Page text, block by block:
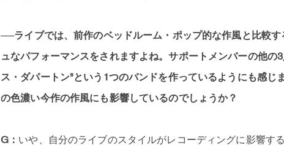
──ライブでは、前作のベッドルーム・ポップ的な作風と比較
ュなパフォーマンスをされますよね。サポートメンバーの他の
ス・ダパートン”という1つのバンドを作っているようにも感
の色濃い今作の作風にも影響しているのでしょうか？
G： いや、自分のライブのスタイルがレコーディングに影響す